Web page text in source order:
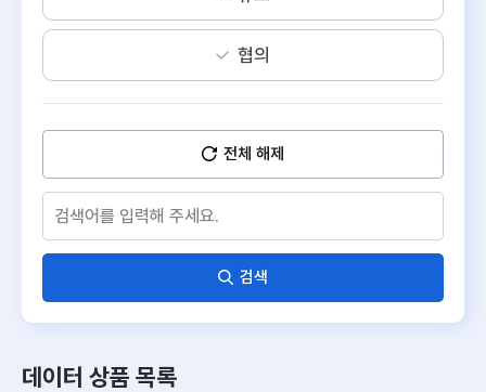
리파인
알스퀘어
협의
전체 해제
검색
데이터 상품 목록